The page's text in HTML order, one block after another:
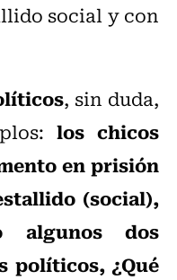
social y con
, sin duda,
los chicos
en prisión
(social),
algunos dos
políticos, ¿Qué